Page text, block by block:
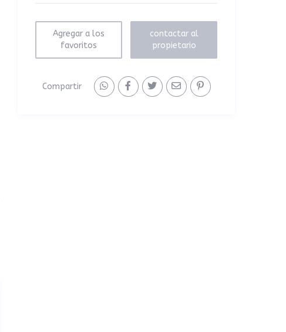
Agregar a los
favoritos
contactar al
propietario
Compartir